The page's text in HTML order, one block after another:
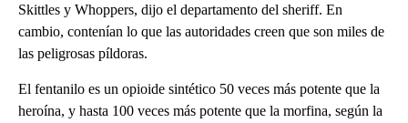
Skittles y Whoppers, dijo el departamento del sheriff. En
cambio, contenían lo que las autoridades creen que son miles de
las peligrosas píldoras.
El fentanilo es un opioide sintético 50 veces más potente que la
heroína, y hasta 100 veces más potente que la morfina, según la